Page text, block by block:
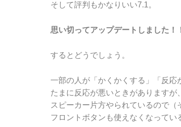
そして評判もかなりいい7.1。
思い切ってアップデートしました！
するとどうでしょう。
一部の人が「かくかくする」「反応
たまに反応が悪いときがあります
スピーカー片方やられているので（
フロントボタンも使えなくなってい